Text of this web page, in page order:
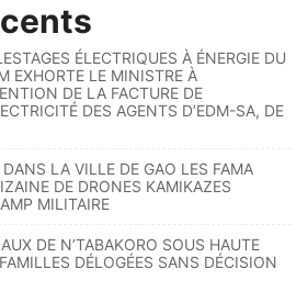
ÉLECTRIQUES À ÉNERGIE DU
EXHORTE LE MINISTRE À
DE LA FACTURE DE
DES AGENTS D’EDM-SA, DE
LA VILLE DE GAO LES FAMA
DE DRONES KAMIKAZES
MILITAIRE
DE N’TABAKORO SOUS HAUTE
DÉLOGÉES SANS DÉCISION